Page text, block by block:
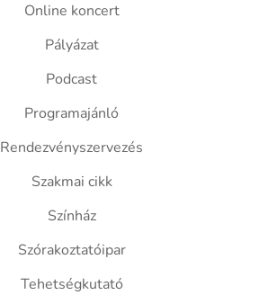
Online koncert
Pályázat
Podcast
Programajánló
Rendezvényszervezés
Szakmai cikk
Színház
Szórakoztatóipar
Tehetségkutató